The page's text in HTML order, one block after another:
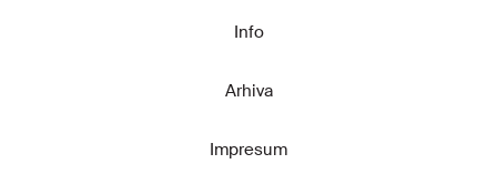
Info
Arhiva
Impresum